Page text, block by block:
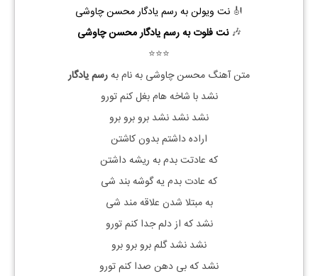
🎻 نت ویولن به رسم یادگار محسن چاوشی
🎶نت فلوت به رسم یادگار محسن چاوشی
⭐⭐⭐
متن آهنگ محسن چاوشی به نام بهرسم یادگار
نشد با شاخه هام بغل کنم تورو
نشد نشد نشد برو برو برو
اراده داشتم بدون کاشتن
که عادتت بدم به ریشه داشتن
که عادت بدم یه گوشه بند شی
به مبتلا شدن علاقه مند شی
نشد که از دلم جدا کنم تورو
نشد نشد گلم برو برو برو
نشد که بی دهن صدا کنم تورو